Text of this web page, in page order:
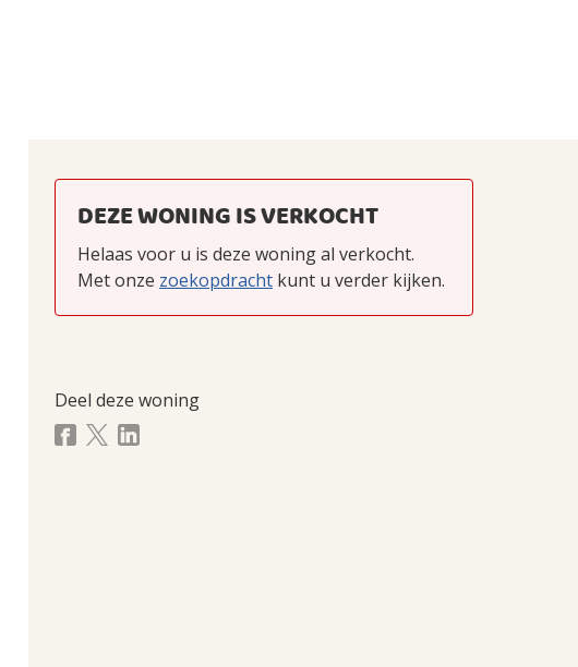
DEZE WONING IS VERKOCHT
Helaas voor u is deze woning al verkocht.
Met onze zoekopdracht kunt u verder kijken.
Deel deze woning